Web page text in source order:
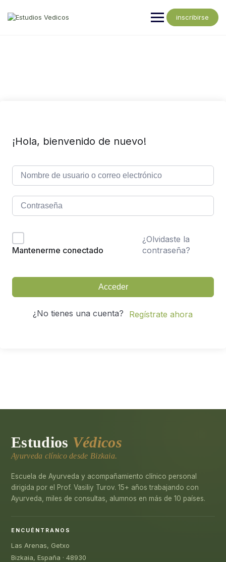
inscribirse
¡Hola, bienvenido de nuevo!
Mantenerme conectado
¿Olvidaste la
contraseña?
Acceder
¿No tienes una cuenta? Regístrate ahora
Estudios Védicos
Ayurveda clínico desde Bizkaia.
Escuela de Ayurveda y acompañamiento clínico personal
dirigida por el Prof. Vasiliy Turov. 15+ años trabajando con
Ayurveda, miles de consultas, alumnos en más de 10 países.
ENCUÉNTRANOS
Las Arenas, Getxo
Bizkaia, España · 48930